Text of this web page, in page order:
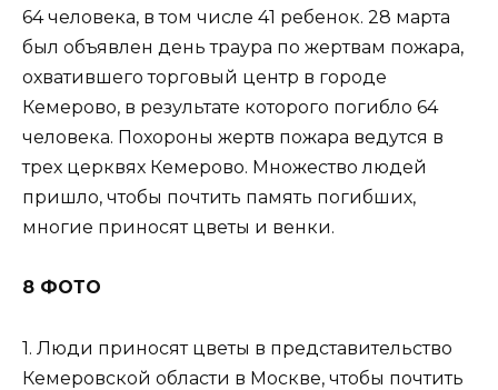
64 человека, в том числе 41 ребенок. 28 марта
был объявлен день траура по жертвам пожара,
охватившего торговый центр в городе
Кемерово, в результате которого погибло 64
человека. Похороны жертв пожара ведутся в
трех церквях Кемерово. Множество людей
пришло, чтобы почтить память погибших,
многие приносят цветы и венки.
8 ФОТО
1. Люди приносят цветы в представительство
Кемеровской области в Москве, чтобы почтить